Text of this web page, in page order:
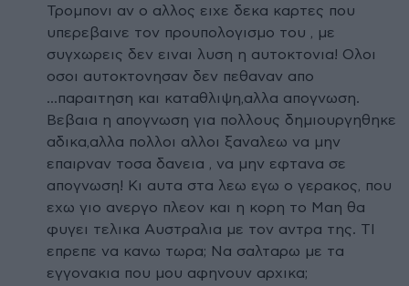
Τρομπονι αν ο αλλος ειχε δεκα καρτες που
υπερεβαινε τον προυπολογισμο του , με
συγχωρεις δεν ειναι λυση η αυτοκτονια! Ολοι
οσοι αυτοκτονησαν δεν πεθαναν απο
...παραιτηση και καταθλιψη,αλλα απογνωση.
Βεβαια η απογνωση για πολλους δημιουργηθηκε
αδικα,αλλα πολλοι αλλοι ξαναλεω να μην
επαιρναν τοσα δανεια , να μην εφτανα σε
απογνωση! Κι αυτα στα λεω εγω ο γερακος, που
εχω γιο ανεργο πλεον και η κορη το Μαη θα
φυγει τελικα Αυστραλια με τον αντρα της. ΤΙ
επρεπε να κανω τωρα; Να σαλταρω με τα
εγγονακια που μου αφηνουν αρχικα;